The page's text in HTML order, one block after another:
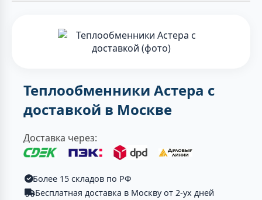
Теплообменники Астера с
доставкой в Москве
Доставка через:
Более 15 складов по РФ
Бесплатная доставка в Москву от 2-ух дней